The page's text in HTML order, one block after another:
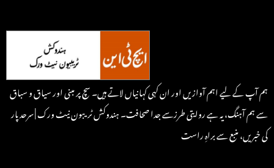
ہم آپ کے لیے اہم آوازیں اور ان کہی کہانیاں لاتے ہیں۔ سچ پر مبنی اور سیاق و سباق
سے ہم آہنگ، یہ ہے روایتی طرزسے جدا صحافت۔ ہندوکش ٹریبون نیٹ ورک | سرحد پار
کی خبریں، منبع سے براہِ راست